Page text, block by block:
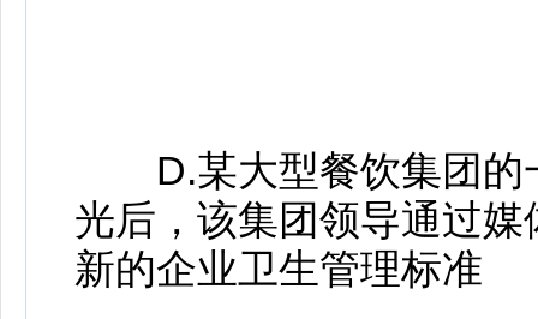
D.某大型餐饮集团的
光后，该集团领导通过
新的企业卫生管理标准